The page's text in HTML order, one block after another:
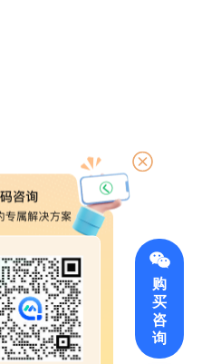
购
买
咨
询